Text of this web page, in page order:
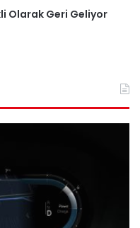
Olarak Geri Geliyor